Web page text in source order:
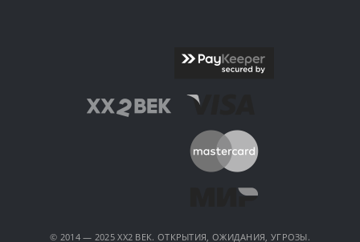
© 2014 — 2025 XX2 ВЕК. ОТКРЫТИЯ, ОЖИДАНИЯ, УГРОЗЫ.